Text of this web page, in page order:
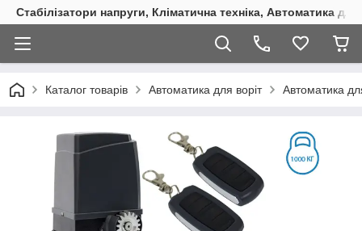
Стабілізатори напруги, Кліматична техніка, Автоматика
Каталог товарів Автоматика для воріт Автоматика